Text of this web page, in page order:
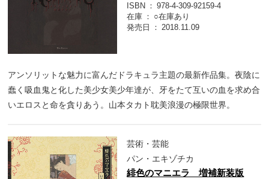
ISBN
978-4-309-92159-4
在庫
○在庫あり
発売日
2018.11.09
アンソリットな魅力に富んだドラキュラ主題の最新作品集。夜陰に
蠢く吸血鬼と化した美少女美少年達が、牙をたて互いの血を求め合
いエロスと命を貪りあう。山本タカト耽美浪漫の極限世界。
芸術・芸能
パン・エキゾチカ
緋色のマニエラ 増補新装版